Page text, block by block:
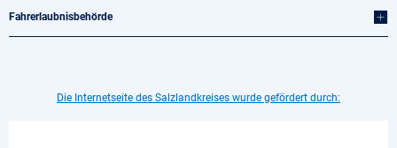
Fahrerlaubnisbehörde
Die Internetseite des Salzlandkreises wurde gefördert durch: